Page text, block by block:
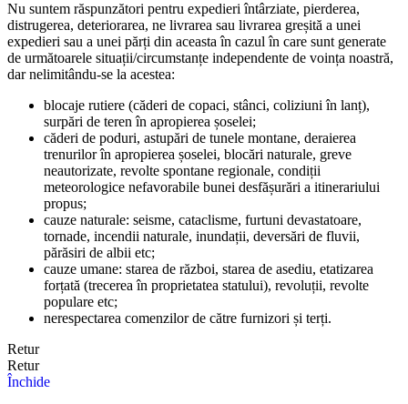
Nu suntem răspunzători pentru expedieri întârziate, pierderea,
distrugerea, deteriorarea, ne livrarea sau livrarea greșită a unei
expedieri sau a unei părți din aceasta în cazul în care sunt generate
de următoarele situații/circumstanțe independente de voința noastră,
dar nelimitându-se la acestea:
blocaje rutiere (căderi de copaci, stânci, coliziuni în lanț),
surpări de teren în apropierea șoselei;
căderi de poduri, astupări de tunele montane, deraierea
trenurilor în apropierea șoselei, blocări naturale, greve
neautorizate, revolte spontane regionale, condiții
meteorologice nefavorabile bunei desfășurări a itinerariului
propus;
cauze naturale: seisme, cataclisme, furtuni devastatoare,
tornade, incendii naturale, inundații, deversări de fluvii,
părăsiri de albii etc;
cauze umane: starea de război, starea de asediu, etatizarea
forțată (trecerea în proprietatea statului), revoluții, revolte
populare etc;
nerespectarea comenzilor de către furnizori și terți.
Retur
Retur
Închide